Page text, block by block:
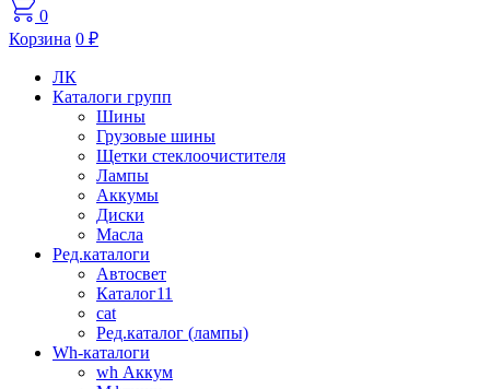
0
Корзина 0 ₽
ЛК
Каталоги групп
Шины
Грузовые шины
Щетки стеклоочистителя
Лампы
Аккумы
Диски
Масла
Ред.каталоги
Автосвет
Каталог11
cat
Ред.каталог (лампы)
Wh-каталоги
wh Аккум